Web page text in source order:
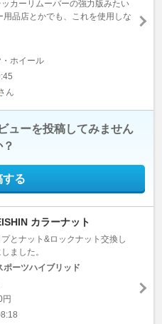
カーリムーバーの強力版みたい
用品店とかでも、これを使用しな
ホイール
ん
ューを投稿してみません
する
カラーナット
とナット&ロックナット交換し
ました。
ポーツハイブリッド
円